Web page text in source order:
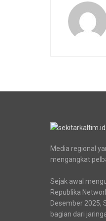
Media regional
mengangkat
Sejak awal
Republika
Desember 2025,
bagian dari